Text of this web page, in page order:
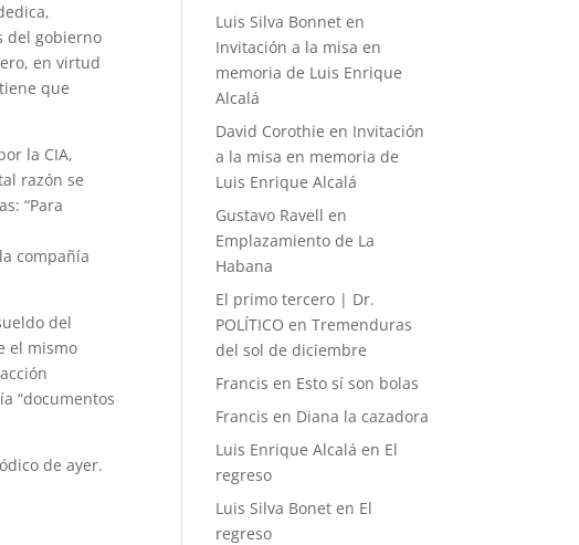
del gobierno
en virtud
que
la CIA,
razón se
“Para
compañía
del
el mismo
“documentos
de ayer.
Luis Silva Bonnet en
Invitación a la misa en
memoria de Luis Enrique
Alcalá
David Corothie en Invitación
a la misa en memoria de
Luis Enrique Alcalá
Gustavo Ravell en
Emplazamiento de La
Habana
El primo tercero | Dr.
POLÍTICO enTremenduras
del sol de diciembre
Francis en Esto sí son bolas
Francis en Diana la cazadora
Luis Enrique Alcalá en El
regreso
Luis Silva Bonet en El
regreso